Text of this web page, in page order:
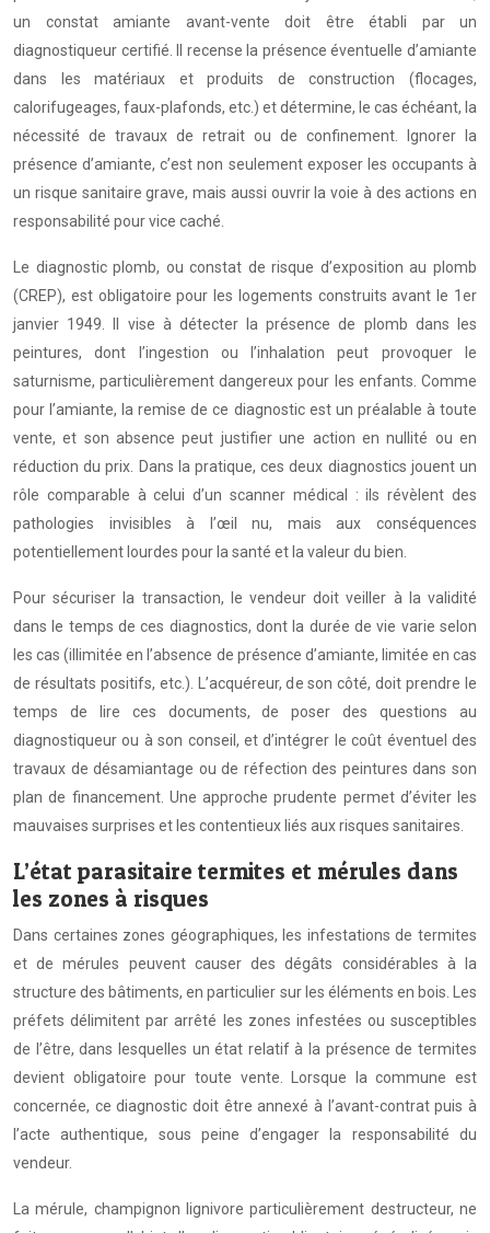
un constat amiante avant-vente doit être établi par un
diagnostiqueur certifié. Il recense la présence éventuelle d’amiante
dans les matériaux et produits de construction (flocages,
calorifugeages, faux-plafonds, etc.) et détermine, le cas échéant, la
nécessité de travaux de retrait ou de confinement. Ignorer la
présence d’amiante, c’est non seulement exposer les occupants à
un risque sanitaire grave, mais aussi ouvrir la voie à des actions en
responsabilité pour vice caché.
Le diagnostic plomb, ou constat de risque d’exposition au plomb
(CREP), est obligatoire pour les logements construits avant le 1er
janvier 1949. Il vise à détecter la présence de plomb dans les
peintures, dont l’ingestion ou l’inhalation peut provoquer le
saturnisme, particulièrement dangereux pour les enfants. Comme
pour l’amiante, la remise de ce diagnostic est un préalable à toute
vente, et son absence peut justifier une action en nullité ou en
réduction du prix. Dans la pratique, ces deux diagnostics jouent un
rôle comparable à celui d’un scanner médical : ils révèlent des
pathologies invisibles à l’œil nu, mais aux conséquences
potentiellement lourdes pour la santé et la valeur du bien.
Pour sécuriser la transaction, le vendeur doit veiller à la validité
dans le temps de ces diagnostics, dont la durée de vie varie selon
les cas (illimitée en l’absence de présence d’amiante, limitée en cas
de résultats positifs, etc.). L’acquéreur, de son côté, doit prendre le
temps de lire ces documents, de poser des questions au
diagnostiqueur ou à son conseil, et d’intégrer le coût éventuel des
travaux de désamiantage ou de réfection des peintures dans son
plan de financement. Une approche prudente permet d’éviter les
mauvaises surprises et les contentieux liés aux risques sanitaires.
L’état parasitaire termites et mérules dans
les zones à risques
Dans certaines zones géographiques, les infestations de termites
et de mérules peuvent causer des dégâts considérables à la
structure des bâtiments, en particulier sur les éléments en bois. Les
préfets délimitent par arrêté les zones infestées ou susceptibles
de l’être, dans lesquelles un état relatif à la présence de termites
devient obligatoire pour toute vente. Lorsque la commune est
concernée, ce diagnostic doit être annexé à l’avant-contrat puis à
l’acte authentique, sous peine d’engager la responsabilité du
vendeur.
La mérule, champignon lignivore particulièrement destructeur, ne